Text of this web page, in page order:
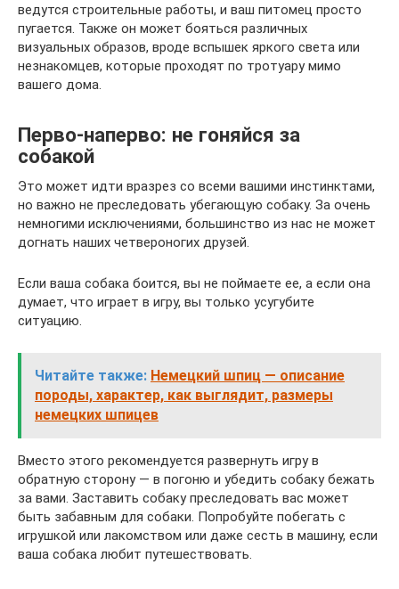
ведутся строительные работы, и ваш питомец просто
пугается. Также он может бояться различных
визуальных образов, вроде вспышек яркого света или
незнакомцев, которые проходят по тротуару мимо
вашего дома.
Перво-наперво: не гоняйся за
собакой
Это может идти вразрез со всеми вашими инстинктами,
но важно не преследовать убегающую собаку. За очень
немногими исключениями, большинство из нас не может
догнать наших четвероногих друзей.
Если ваша собака боится, вы не поймаете ее, а если она
думает, что играет в игру, вы только усугубите
ситуацию.
Читайте также: Немецкий шпиц — описание
породы, характер, как выглядит, размеры
немецких шпицев
Вместо этого рекомендуется развернуть игру в
обратную сторону — в погоню и убедить собаку бежать
за вами. Заставить собаку преследовать вас может
быть забавным для собаки. Попробуйте побегать с
игрушкой или лакомством или даже сесть в машину, если
ваша собака любит путешествовать.